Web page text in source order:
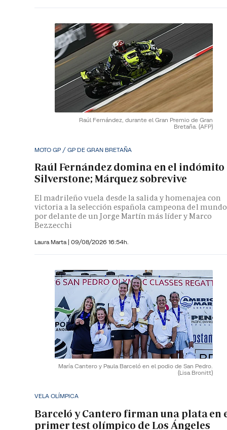
Raúl Fernández, durante el Gran Premio de Gran
Bretaña. (AFP)
MOTO GP / GP DE GRAN BRETAÑA
Raúl Fernández domina en el indómito
Silverstone; Márquez sobrevive
El madrileño vuela desde la salida y homenajea con
victoria a la selección española campeona del
por delante de un Jorge Martín más líder y Marco
Bezzecchi
Laura Marta | 09/08/2026 16:54h.
María Cantero y Paula Barceló en el podio de San Pedro.
(Lisa Bronitt)
VELA OLÍMPICA
Barceló y Cantero firman una plata en
primer test olímpico de Los Ángeles